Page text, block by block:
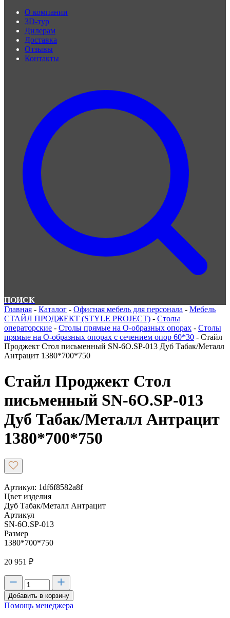
О компании
3D-тур
Дилерам
Доставка
Отзывы
Контакты
ПОИСК
Главная - Каталог - Офисная мебель для персонала - Мебель
СТАЙЛ ПРОДЖЕКТ (STYLE PROJECT) - Столы
операторские - Столы прямые на О-образных опорах - Столы
прямые на О-образных опорах с сечением опор 60*30 - Стайл
Проджект Стол письменный SN-6O.SP-013 Дуб Табак/Металл
Антрацит 1380*700*750
Стайл Проджект Стол
письменный SN-6O.SP-013
Дуб Табак/Металл Антрацит
1380*700*750
Артикул: 1df6f8582a8f
Цвет изделия
Дуб Табак/Металл Антрацит
Артикул
SN-6O.SP-013
Размер
1380*700*750
20 951 ₽
Добавить в корзину
Помощь менеджера